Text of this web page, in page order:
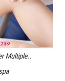
Multiple..